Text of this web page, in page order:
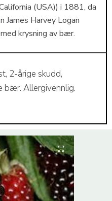
(USA)) i 1881, da
James Harvey Logan
krysning av bær.
2-årige skudd,
bær. Allergivennlig.